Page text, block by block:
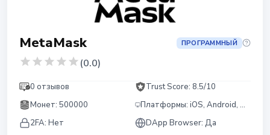
MetaMask ПРОГРАММНЫЙ
(0.0)
0 отзывов Trust Score: 8.5/10
Монет: 500000 Платформы:iOS, Android, Chrome, Firefox, Edge, Brave
2FA: Нет DApp Browser: Да